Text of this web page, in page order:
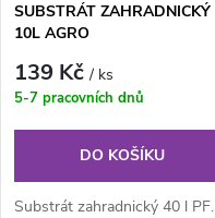
SUBSTRÁT ZAHRADNICKÝ
10L AGRO
139 Kč/ ks
5-7 pracovních dnů
DO KOŠÍKU
Substrát zahradnický 40 l PF.